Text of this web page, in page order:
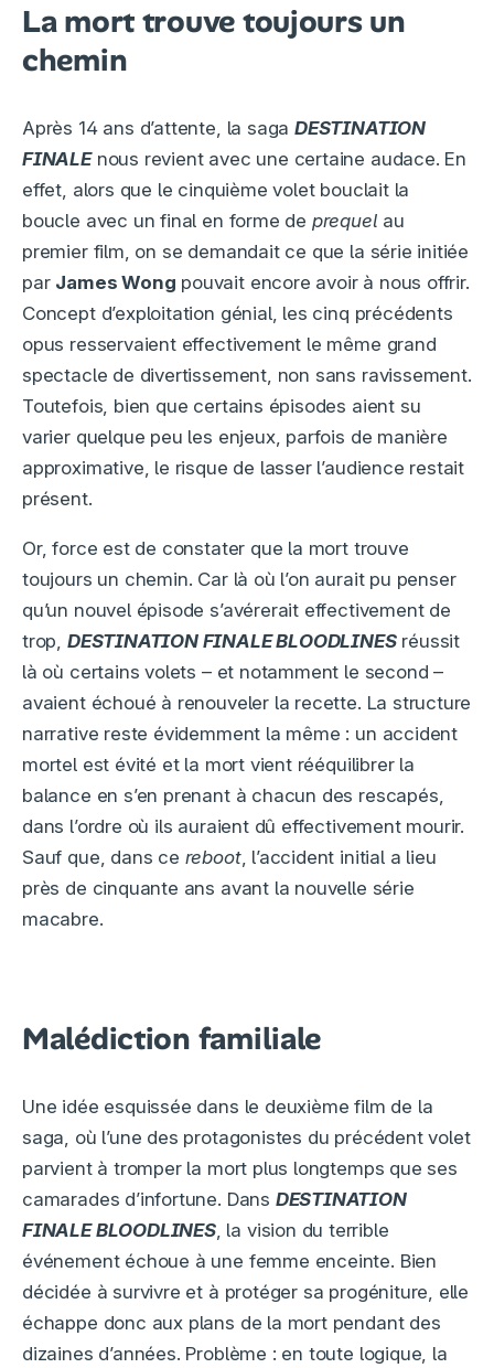
La mort trouve toujours un
chemin
Après 14 ans d’attente, la sagaDESTINATION
FINALEnous revient avec une certaine audace. En
effet, alors que le cinquième volet bouclait la
boucle avec un final en forme de prequel au
premier film, on se demandait ce que la série initiée
par James Wong pouvait encore avoir à nous offrir.
Concept d’exploitation génial, les cinq précédents
opus resservaient effectivement le même grand
spectacle de divertissement, non sans ravissement.
Toutefois, bien que certains épisodes aient su
varier quelque peu les enjeux, parfois de manière
approximative, le risque de lasser l’audience restait
présent.
Or, force est de constater que la mort trouve
toujours un chemin. Car là où l’on aurait pu penser
qu’un nouvel épisode s’avérerait effectivement de
trop, DESTINATION FINALE BLOODLINESréussit
là où certains volets – et notamment le second –
avaient échoué à renouveler la recette. La structure
narrative reste évidemment la même : un accident
mortel est évité et la mort vient rééquilibrer la
balance en s’en prenant à chacun des rescapés,
dans l’ordre où ils auraient dû effectivement mourir.
Sauf que, dans ce reboot, l’accident initial a lieu
près de cinquante ans avant la nouvelle série
macabre.
Malédiction familiale
Une idée esquissée dans le deuxième film de la
saga, où l’une des protagonistes du précédent volet
parvient à tromper la mort plus longtemps que ses
camarades d’infortune. Dans DESTINATION
FINALE BLOODLINES, la vision du terrible
événement échoue à une femme enceinte. Bien
décidée à survivre et à protéger sa progéniture, elle
échappe donc aux plans de la mort pendant des
dizaines d’années. Problème : en toute logique, la